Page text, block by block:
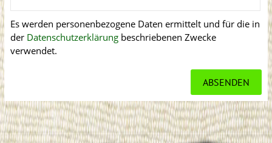
Es werden personenbezogene Daten ermittelt und für die in
der Datenschutzerklärungbeschriebenen Zwecke
verwendet.